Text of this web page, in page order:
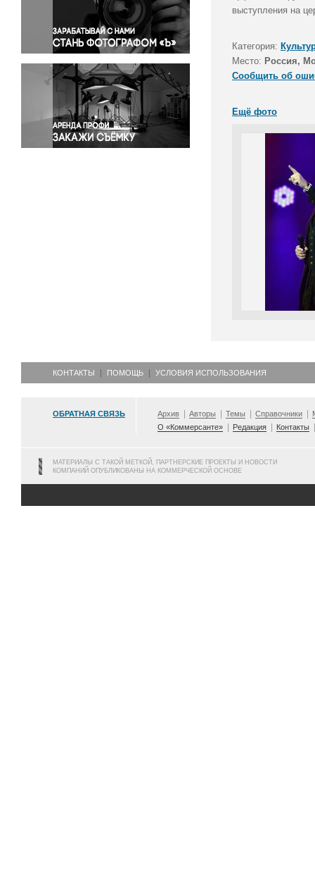
Правосудие
Происшествия и конфликты
Религия
Светская жизнь
Спорт
Экология
Экономика и бизнес
выступления на
Категория:
Место: Россия,
Сообщить об
Ещё фото
КОНТАКТЫ ПОМОЩЬ УСЛОВИЯ ИСПОЛЬЗОВАНИЯ
ОБРАТНАЯ СВЯЗЬ Архив Авторы Темы Справочники
О «Коммерсанте»
Редакция Контакты
МАТЕРИАЛЫ С ТАКОЙ МЕТКОЙ, ПАРТНЕРСКИЕ ПРОЕКТЫ И НОВОСТИ
КОМПАНИЙ ОПУБЛИКОВАНЫ НА КОММЕРЧЕСКОЙ ОСНОВЕ